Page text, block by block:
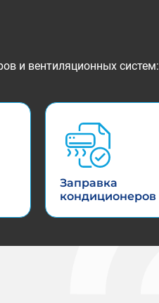
и вентиляционных систем:
Заправка
кондиционеров